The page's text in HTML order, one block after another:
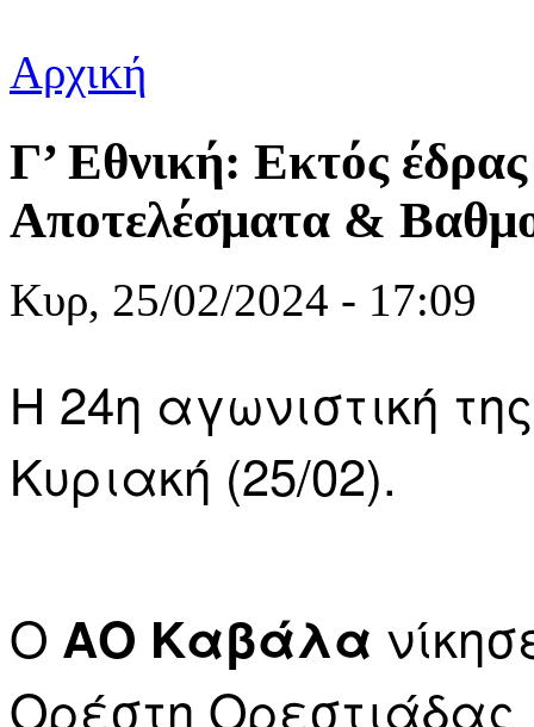
Είστε εδώ
Αρχική
Γ’ Εθνική: Εκτός
Αποτελέσματα &
Κυρ, 25/02/2024 - 17:09
Η 24η αγωνιστική
Κυριακή (25/02).
Ο ΑΟ Καβάλα
Ορέστη